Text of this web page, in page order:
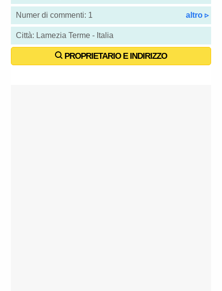
Numer di commenti: 1 altro ▹
Città: Lamezia Terme - Italia
PROPRIETARIO E INDIRIZZO